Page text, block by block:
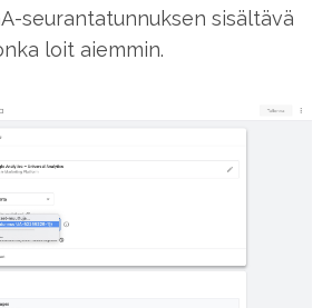
seurantatunnuksen sisältävä
loit aiemmin.